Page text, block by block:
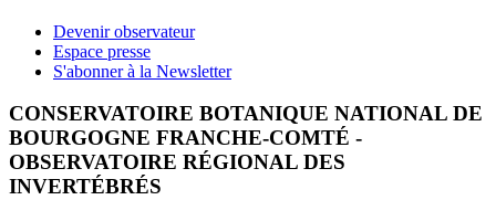
Devenir observateur
Espace presse
S'abonner à la Newsletter
CONSERVATOIRE BOTANIQUE NATIONAL DE
BOURGOGNE FRANCHE-COMTÉ -
OBSERVATOIRE RÉGIONAL DES
INVERTÉBRÉS